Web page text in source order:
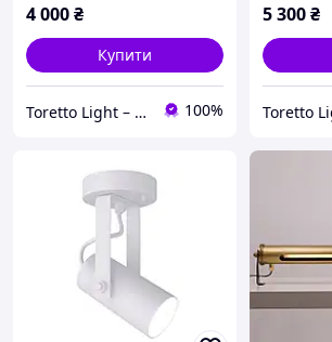
4 000₴
Купити
Toretto Light – Освітлення та електротовари 100%
5 300₴